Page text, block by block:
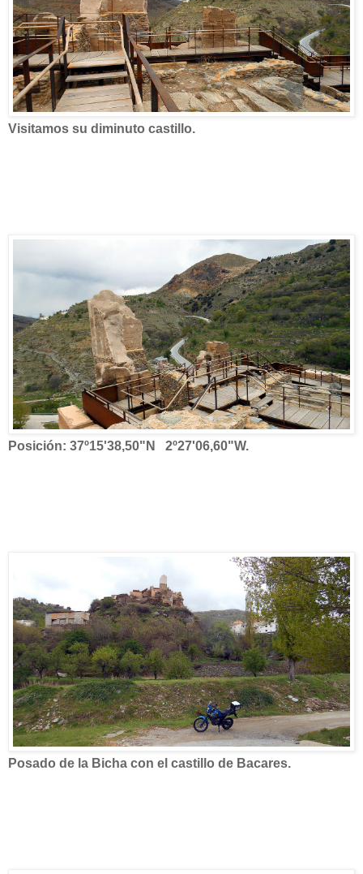
Visitamos su diminuto castillo.
Posición: 37º15'38,50"N 2º27'06,60"W.
Posado de la Bicha con el castillo de Bacares.